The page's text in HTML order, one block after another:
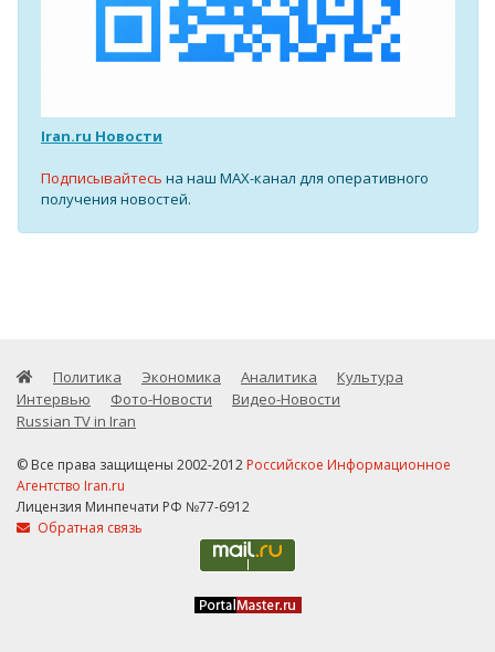
Iran.ru Новости
Подписывайтесь на наш MAX-канал для оперативного
получения новостей.
Политика Экономика Аналитика
Культура
Интервью
Фото-Новости
Видео-Новости
Russian TV in Iran
© Все права защищены 2002-2012 Российское Информационное
Агентство Iran.ru
Лицензия Минпечати РФ №77-6912
Обратная связь